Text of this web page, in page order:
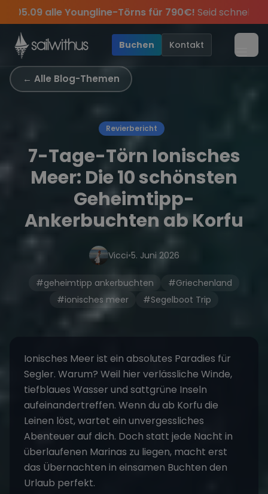
Skip to content
Youngline-Törns für 790€!Seid schnell und sichert
Sichere Dir jetztDein Meilenbuch und Deine
Tippsund exklusive Angebote mehr Sowie20€
des Jahres, sei dabei. Season Closing
Buchen Kontakt
← Alle Blog-Themen
Revierbericht
7-Tage-Törn Ionisches
Meer: Die 10 schönsten
Geheimtipp-
Ankerbuchten ab Korfu
Vicci•5. Juni 2026
#geheimtipp ankerbuchten
#Griechenland
#ionisches meer
#Segelboot Trip
Ionisches Meer ist ein absolutes Paradies für
Segler. Warum? Weil hier verlässliche Winde,
tiefblaues Wasser und sattgrüne Inseln
aufeinandertreffen. Wenn du ab Korfu die
Leinen löst, wartet ein unvergessliches
Abenteuer auf dich. Doch statt jede Nacht in
überlaufenen Marinas zu liegen, macht erst
das Übernachten in einsamen Buchten den
Urlaub perfekt.